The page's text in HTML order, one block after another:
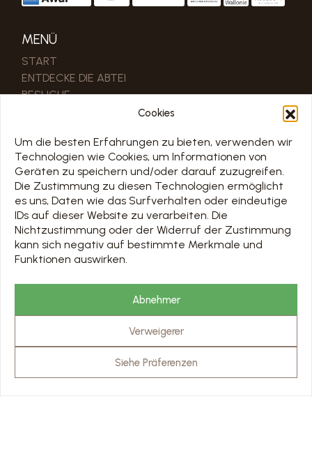
Cookies
Um die besten Erfahrungen zu bieten, verwenden wir
Technologien wie Cookies, um Informationen von
Geräten zu speichern und/oder darauf zuzugreifen.
Die Zustimmung zu diesen Technologien ermöglicht
es uns, Daten wie das Surfverhalten oder eindeutige
IDs auf dieser Website zu verarbeiten. Die
Nichtzustimmung oder der Widerruf der Zustimmung
kann sich negativ auf bestimmte Merkmale und
Funktionen auswirken.
Abnehmer
Verweigerer
Siehe Präferenzen
MENÜ
START
ENTDECKE DIE ABTEI
BESUCHE
MEINEN BESUCH PLANEN
MUSEUMSCAFÉ
KONTAKT
NÜTZLICHE LINKS
UNSERE PARTNER
PRO & PRESSEBEREICH
ZEITPLAN
Jours d’ouverture sur le calendrier ci-dessous
Chargement en cours…
PREISE & BUCHUNG